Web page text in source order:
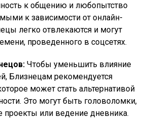
к общению и любопытство
к зависимости от онлайн-
легко отвлекаются и могут
проведенного в соцсетях.
Чтобы уменьшить влияние
Близнецам рекомендуется
может стать альтернативой
Это могут быть головоломки,
проекты или ведение дневника.